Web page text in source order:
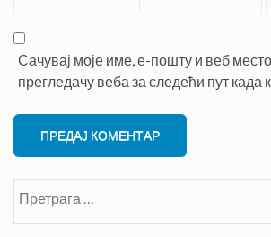
Сачувај моје име, е-пошту и веб
прегледачу веба за следећи пут